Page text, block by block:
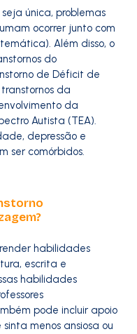
única, problemas
ocorrer junto com
Além disso, o
do
de Déficit de
da
da
Autista (TEA).
depressão e
ser comórbidos.
habilidades
escrita e
habilidades
pode incluir apoio
menos ansiosa ou